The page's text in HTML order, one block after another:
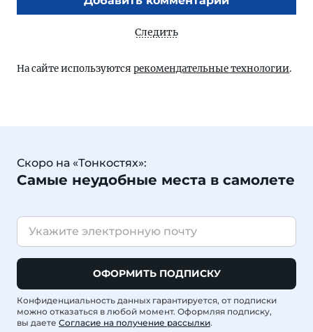
Следить
На сайте используются рекомендательные технологии.
Скоро на «Тонкостях»:
Самые неудобные места в самолете
ОФОРМИТЬ ПОДПИСКУ
Конфиденциальность данных гарантируется, от подписки
можно отказаться в любой момент. Оформляя подписку,
вы даете Согласие на получение рассылки.